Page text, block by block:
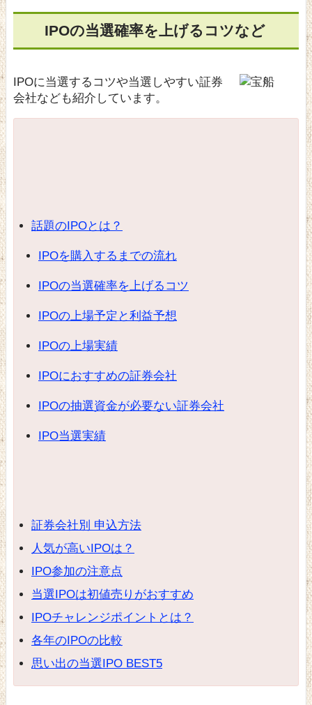
IPOの当選確率を上げるコツなど
IPOに当選するコツや当選しやすい証券
会社なども紹介しています。
話題のIPOとは？
IPOを購入するまでの流れ
IPOの当選確率を上げるコツ
IPOの上場予定と利益予想
IPOの上場実績
IPOにおすすめの証券会社
IPOの抽選資金が必要ない証券会社
IPO当選実績
証券会社別 申込方法
人気が高いIPOは？
IPO参加の注意点
当選IPOは初値売りがおすすめ
IPOチャレンジポイントとは？
各年のIPOの比較
思い出の当選IPO BEST5